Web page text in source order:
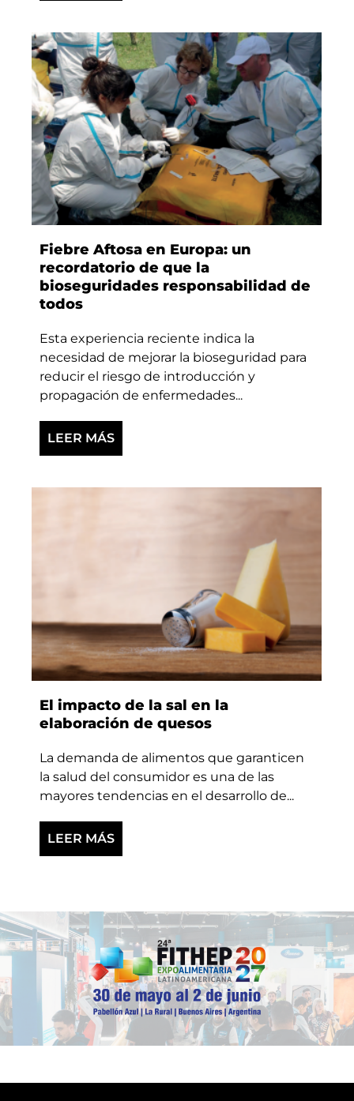
Fiebre Aftosa en Europa: un
recordatorio de que la
bioseguridades responsabilidad de
todos
Esta experiencia reciente indica la
necesidad de mejorar la bioseguridad para
reducir el riesgo de introducción y
propagación de enfermedades...
LEER MÁS
El impacto de la sal en la
elaboración de quesos
La demanda de alimentos que garanticen
la salud del consumidor es una de las
mayores tendencias en el desarrollo de...
LEER MÁS